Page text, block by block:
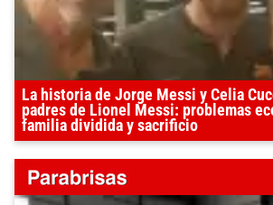
La historia de Jorge Messi y Celia
padres de Lionel Messi: problemas
familia dividida y sacrificio